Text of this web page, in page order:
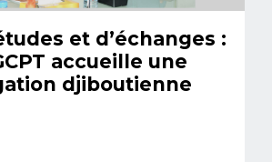
et d’échanges :
accueille une
djiboutienne